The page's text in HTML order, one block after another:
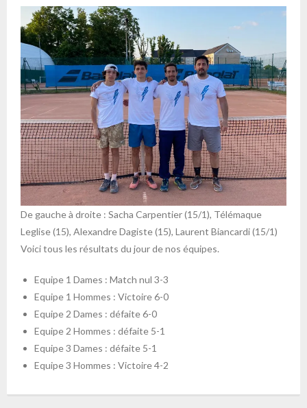
De gauche à droite : Sacha Carpentier (15/1), Télémaque
Leglise (15), Alexandre Dagiste (15), Laurent Biancardi (15/1)
Voici tous les résultats du jour de nos équipes.
Equipe 1 Dames : Match nul 3-3
Equipe 1 Hommes : Victoire 6-0
Equipe 2 Dames : défaite 6-0
Equipe 2 Hommes : défaite 5-1
Equipe 3 Dames : défaite 5-1
Equipe 3 Hommes : Victoire 4-2